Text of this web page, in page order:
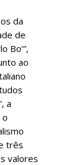
da
de
Bo’”,
ao
a
o
três
valores